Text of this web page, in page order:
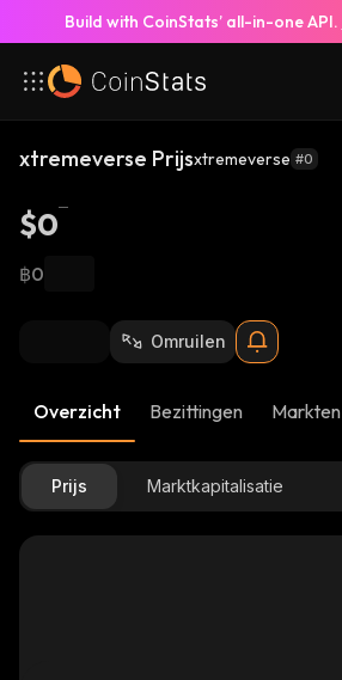
Build with CoinStats’ all-in-one API.
xtremeverse Prijsxtremeverse #0
$0
฿0
Omruilen
Overzicht Bezittingen Markten
Prijs Marktkapitalisatie